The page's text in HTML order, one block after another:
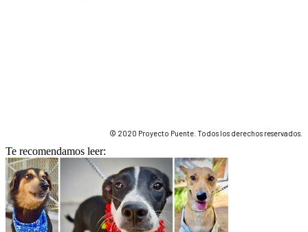
© 2020 Proyecto Puente. Todos los derechos reservados.
Te recomendamos leer: